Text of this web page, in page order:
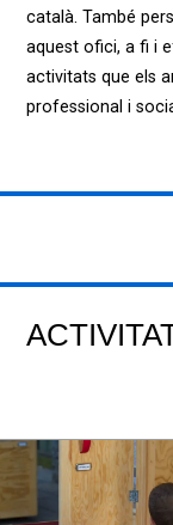
català. També
aquest ofici, a fi i
activitats que els
professional i